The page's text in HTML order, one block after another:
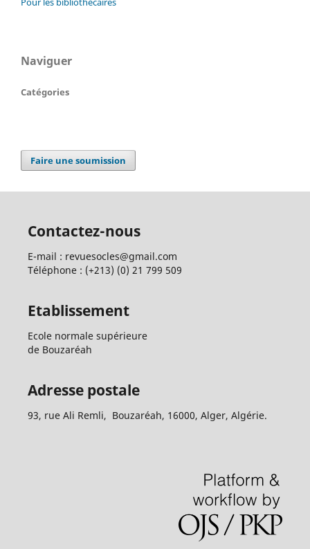
Naviguer
Catégories
Faire une soumission
Contactez-nous
E-mail : revuesocles@gmail.com
Téléphone : (+213) (0) 21 799 509
Etablissement
Ecole normale supérieure
de Bouzaréah
Adresse postale
93, rue Ali Remli, Bouzaréah, 16000, Alger, Algérie.